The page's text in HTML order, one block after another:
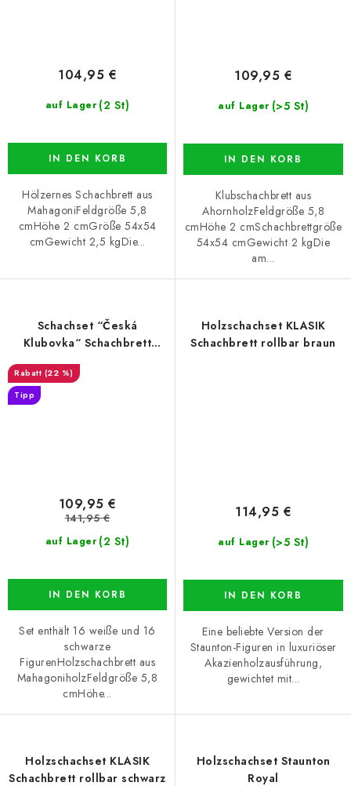
auf Lager (2 St)
104,95 €
IN DEN KORB
Hölzernes Schachbrett aus
MahagoniFeldgröße 5,8
cmHöhe 2 cmGröße 54x54
cmGewicht 2,5 kgDie...
auf Lager (>5 St)
109,95 €
IN DEN KORB
Klubschachbrett aus
AhornholzFeldgröße 5,8
cmHöhe 2 cmSchachbrettgröße
54x54 cmGewicht 2 kgDie
am...
Schachset “Česká
Klubovka“ Schachbrett
(22 %)
Tipp
auf Lager (2 St)
109,95 €
141,95 €
IN DEN KORB
Set enthält 16 weiße und 16
schwarze
FigurenHolzschachbrett aus
MahagoniholzFeldgröße 5,8
cmHöhe...
Holzschachset KLASIK
Schachbrett rollbar braun
auf Lager (>5 St)
114,95 €
IN DEN KORB
Eine beliebte Version der
Staunton-Figuren in luxuriöser
Akazienholzausführung,
gewichtet mit...
Holzschachset KLASIK
Schachbrett rollbar schwarz
Holzschachset Staunton
Royal